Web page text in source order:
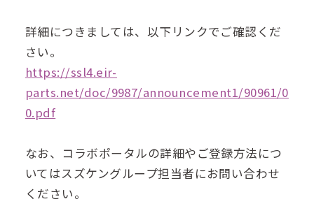
詳細につきましては、以下リンクでご確認くだ
さい。
https://ssl4.eir-
parts.net/doc/9987/announcement1/90961/0
0.pdf
なお、コラボポータルの詳細やご登録方法につ
いてはスズケングループ担当者にお問い合わせ
ください。